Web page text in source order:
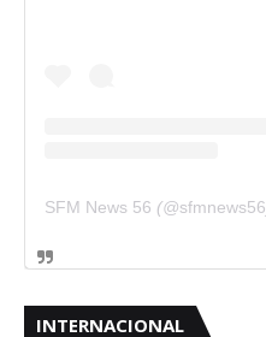
SFM News 56 (@sfmnews56
INTERNACIONAL